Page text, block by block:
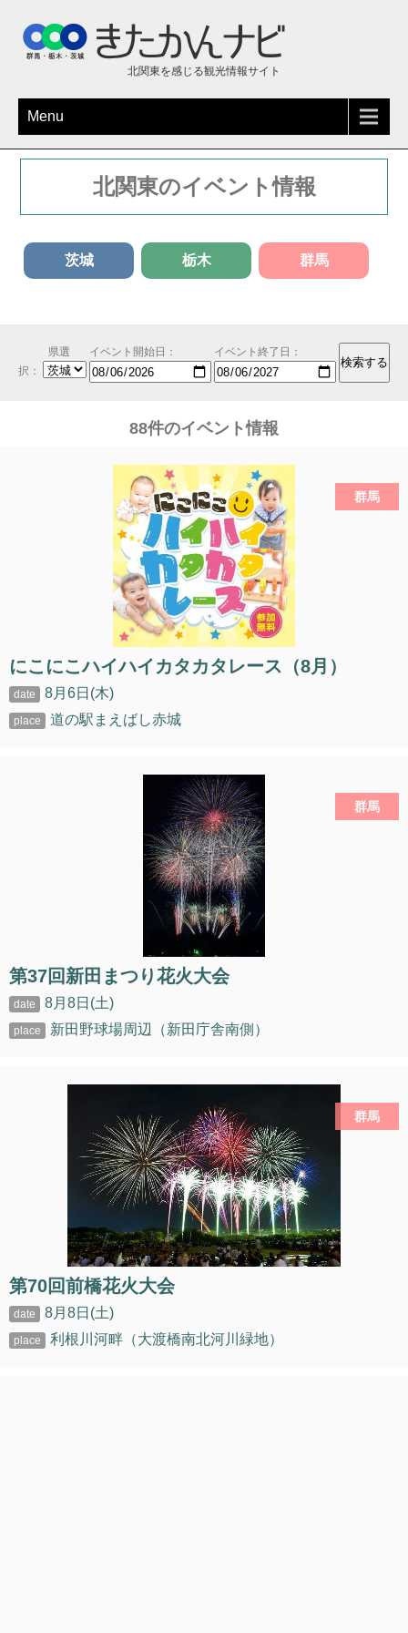
北関東を感じる観光情報サイト
Menu
北関東のイベント情報
茨城 栃木 群馬
県選
択：
イベント開始日： イベント終了日：
88件のイベント情報
群馬
にこにこハイハイカタカタレース（8月）
8月6日(木)
道の駅まえばし赤城
群馬
第37回新田まつり花火大会
8月8日(土)
新田野球場周辺（新田庁舎南側）
群馬
第70回前橋花火大会
8月8日(土)
利根川河畔（大渡橋南北河川緑地）